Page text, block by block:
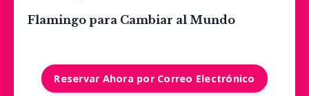
Flamingo para Cambiar al Mundo
Reservar Ahora por Correo Electrónico